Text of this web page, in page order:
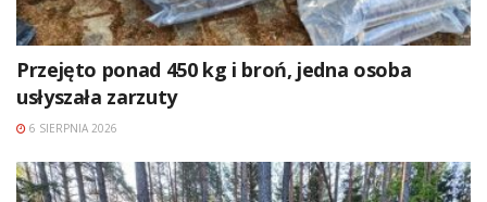
Przejęto ponad 450 kg i broń, jedna osoba
usłyszała zarzuty
6 SIERPNIA 2026